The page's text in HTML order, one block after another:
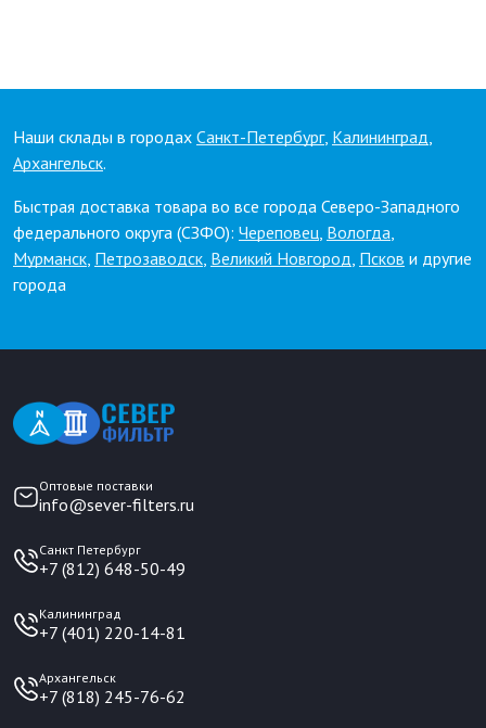
Наши склады в городах Санкт-Петербург, Калининград,
Архангельск.
Быстрая доставка товара во все города Северо-Западного
федерального округа (СЗФО): Череповец, Вологда,
Мурманск, Петрозаводск, Великий Новгород, Псков и другие
города
Оптовые поставки
info@sever-filters.ru
Санкт Петербург
+7 (812) 648-50-49
Калининград
+7 (401) 220-14-81
Архангельск
+7 (818) 245-76-62